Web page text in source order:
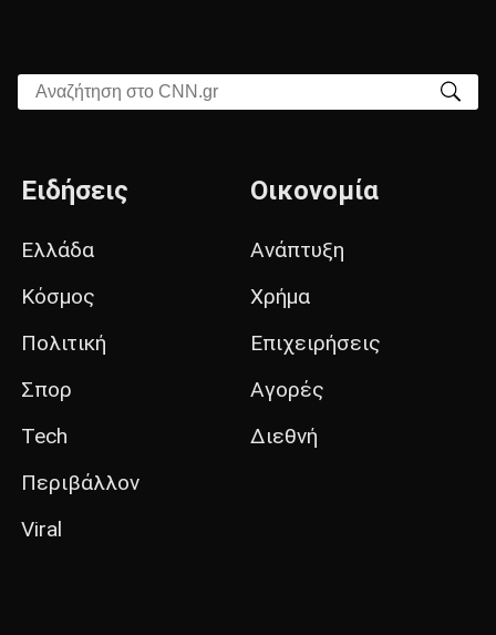
Αναζήτηση στο CNN.gr
Ειδήσεις
Ελλάδα
Κόσμος
Πολιτική
Σπορ
Tech
Περιβάλλον
Viral
Οικονομία
Ανάπτυξη
Χρήμα
Επιχειρήσεις
Αγορές
Διεθνή